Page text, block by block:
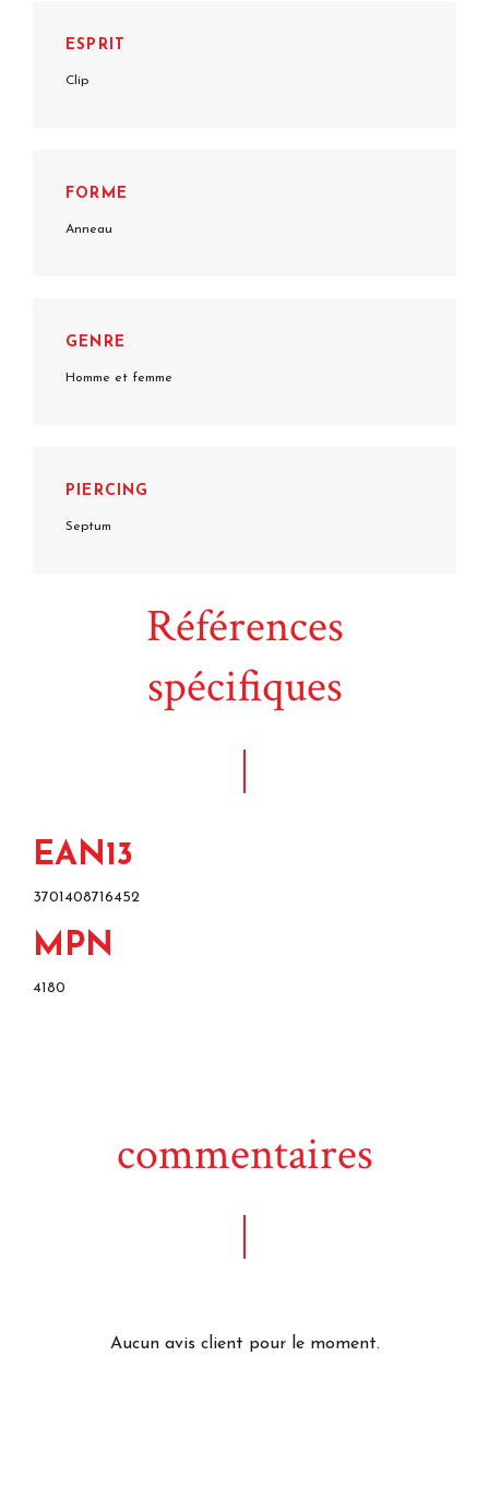
ESPRIT
Clip
FORME
Anneau
GENRE
Homme et femme
PIERCING
Septum
Références
spécifiques
EAN13
3701408716452
MPN
4180
commentaires
Aucun avis client pour le moment.